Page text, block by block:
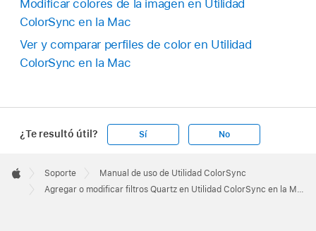
Modificar colores de la imagen en Utilidad
ColorSync en la Mac
Ver y comparar perfiles de color en Utilidad
ColorSync en la Mac
¿Te resultó útil? Sí No
Footer

Apple
Soporte
Manual de uso de Utilidad ColorSync
Agregar o modificar filtros Quartz en Utilidad ColorSync en la Mac